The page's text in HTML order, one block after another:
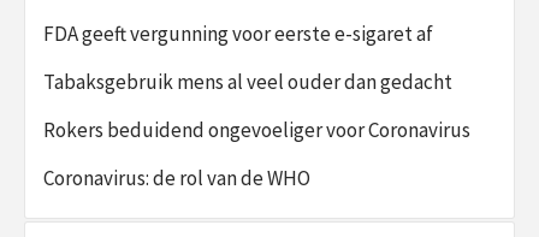
FDA geeft vergunning voor eerste e-sigaret af
Tabaksgebruik mens al veel ouder dan gedacht
Rokers beduidend ongevoeliger voor Coronavirus
Coronavirus: de rol van de WHO